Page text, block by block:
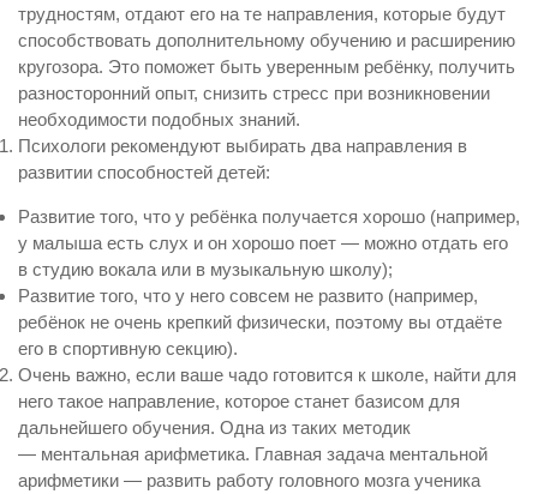
трудностям, отдают его на те направления, которые будут
способствовать дополнительному обучению и расширению
кругозора. Это поможет быть уверенным ребёнку, получить
разносторонний опыт, снизить стресс при возникновении
необходимости подобных знаний.
Психологи рекомендуют выбирать два направления в
развитии способностей детей:
Развитие того, что у ребёнка получается хорошо (например,
у малыша есть слух и он хорошо поет — можно отдать его
в студию вокала или в музыкальную школу);
Развитие того, что у него совсем не развито (например,
ребёнок не очень крепкий физически, поэтому вы отдаёте
его в спортивную секцию).
Очень важно, если ваше чадо готовится к школе, найти для
него такое направление, которое станет базисом для
дальнейшего обучения. Одна из таких методик
— ментальная арифметика. Главная задача ментальной
арифметики — развить работу головного мозга ученика